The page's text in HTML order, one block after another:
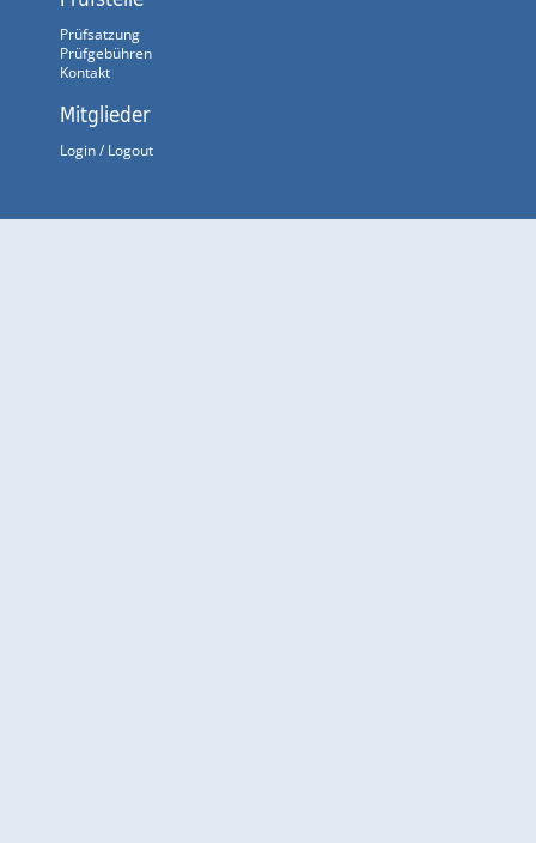
Prüfsatzung
Prüfgebühren
Kontakt
Mitglieder
Login / Logout